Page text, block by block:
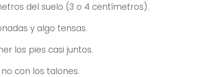
del suelo (3 o 4 centímetros).
y algo tensas.
los pies casi juntos.
con los talones.